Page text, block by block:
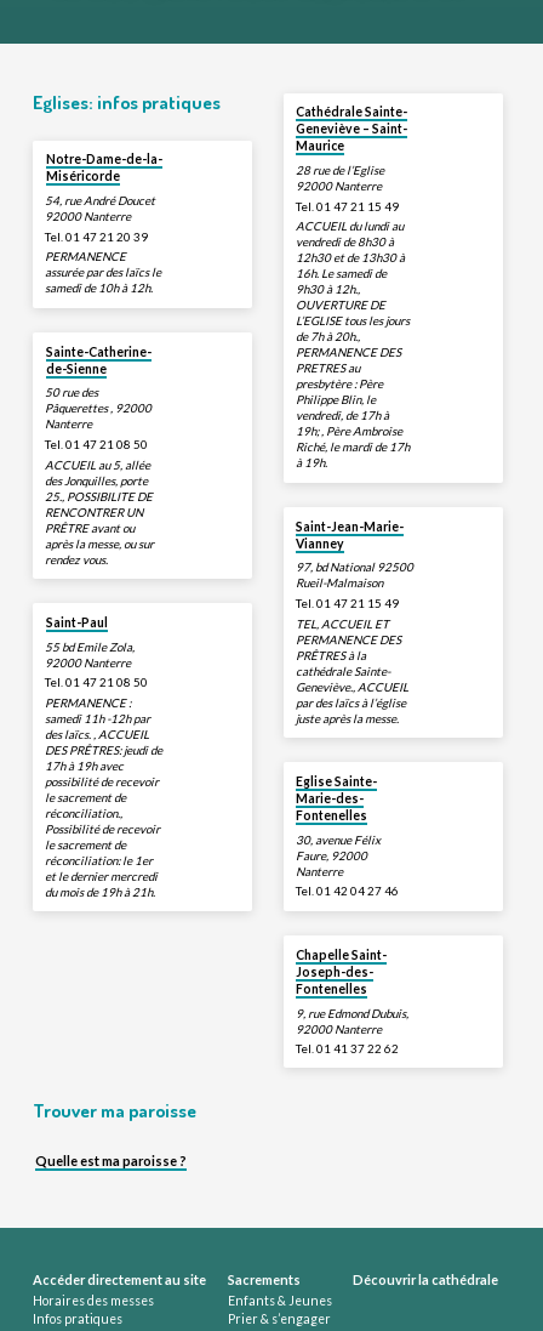
Eglises: infos pratiques
Notre-Dame-de-la-
Miséricorde
54, rue André Doucet
92000 Nanterre
Tel. 01 47 21 20 39
PERMANENCE
assurée par des laïcs le
samedi de 10h à 12h.
Sainte-Catherine-
de-Sienne
50 rue des
Pâquerettes , 92000
Nanterre
Tel. 01 47 21 08 50
ACCUEIL au 5, allée
des Jonquilles, porte
25., POSSIBILITE DE
RENCONTRER UN
PRÊTRE avant ou
après la messe, ou sur
rendez vous.
Saint-Paul
55 bd Emile Zola,
92000 Nanterre
Tel. 01 47 21 08 50
PERMANENCE :
samedi 11h -12h par
des laïcs. , ACCUEIL
DES PRÊTRES: jeudi de
17h à 19h avec
possibilité de recevoir
le sacrement de
réconciliation.,
Possibilité de recevoir
le sacrement de
réconciliation: le 1er
et le dernier mercredi
du mois de 19h à 21h.
Cathédrale Sainte-
Geneviève – Saint-
Maurice
28 rue de l’Eglise
92000 Nanterre
Tel. 01 47 21 15 49
ACCUEIL du lundi au
vendredi de 8h30 à
12h30 et de 13h30 à
16h. Le samedi de
9h30 à 12h.,
OUVERTURE DE
L’EGLISE tous les jours
de 7h à 20h.,
PERMANENCE DES
PRETRES au
presbytère : Père
Philippe Blin, le
vendredi, de 17h à
19h; , Père Ambroise
Riché, le mardi de 17h
à 19h.
Saint-Jean-Marie-
Vianney
97, bd National 92500
Rueil-Malmaison
Tel. 01 47 21 15 49
TEL, ACCUEIL ET
PERMANENCE DES
PRÊTRES à la
cathédrale Sainte-
Geneviève., ACCUEIL
par des laïcs à l’église
juste après la messe.
Eglise Sainte-
Marie-des-
Fontenelles
30, avenue Félix
Faure, 92000
Nanterre
Tel. 01 42 04 27 46
Chapelle Saint-
Joseph-des-
Fontenelles
9, rue Edmond Dubuis,
92000 Nanterre
Tel. 01 41 37 22 62
Trouver ma paroisse
Quelle est ma paroisse ?
Accéder directement au site
Horaires des messes
Infos pratiques
Sacrements
Enfants & Jeunes
Prier & s’engager
Découvrir la cathédrale